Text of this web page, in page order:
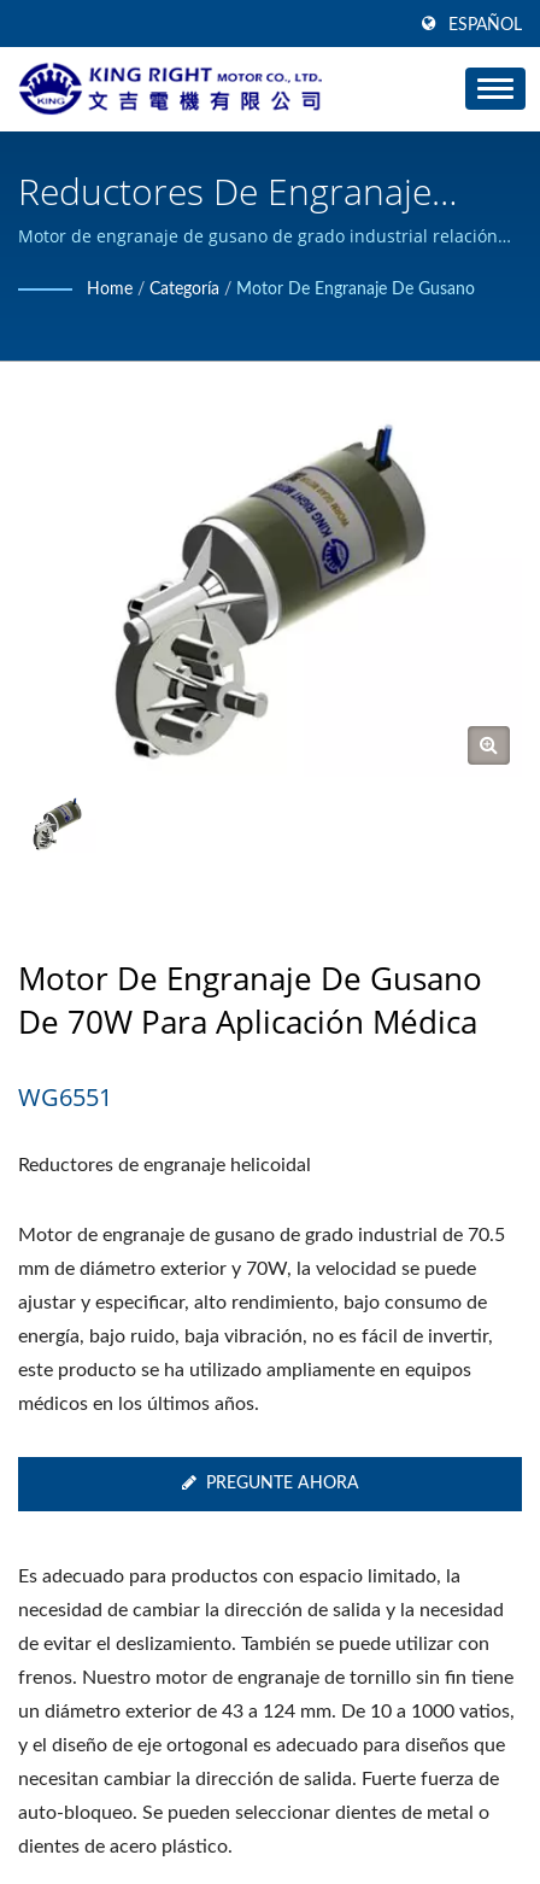
ESPAÑOL
Reductores De Engranaje
Helicoidal / Fabricante De
Motores De Corriente
Motor de engranaje de gusano de grado industrial relación
productos de motor DC personalizados, y ha obtenido la
Home / Categoría / Motor De Engranaje De Gusano
Motor De Engranaje De Gusano
De 70W Para Aplicación Médica
WG6551
Reductores de engranaje helicoidal
Motor de engranaje de gusano de grado industrial de 70.5
mm de diámetro exterior y 70W, la velocidad se puede
ajustar y especificar, alto rendimiento, bajo consumo de
energía, bajo ruido, baja vibración, no es fácil de invertir,
este producto se ha utilizado ampliamente en equipos
médicos en los últimos años.
PREGUNTE AHORA
Es adecuado para productos con espacio limitado, la
necesidad de cambiar la dirección de salida y la necesidad
de evitar el deslizamiento. También se puede utilizar con
frenos. Nuestro motor de engranaje de tornillo sin fin tiene
un diámetro exterior de 43 a 124 mm. De 10 a 1000 vatios,
y el diseño de eje ortogonal es adecuado para diseños que
necesitan cambiar la dirección de salida. Fuerte fuerza de
auto-bloqueo. Se pueden seleccionar dientes de metal o
dientes de acero plástico.